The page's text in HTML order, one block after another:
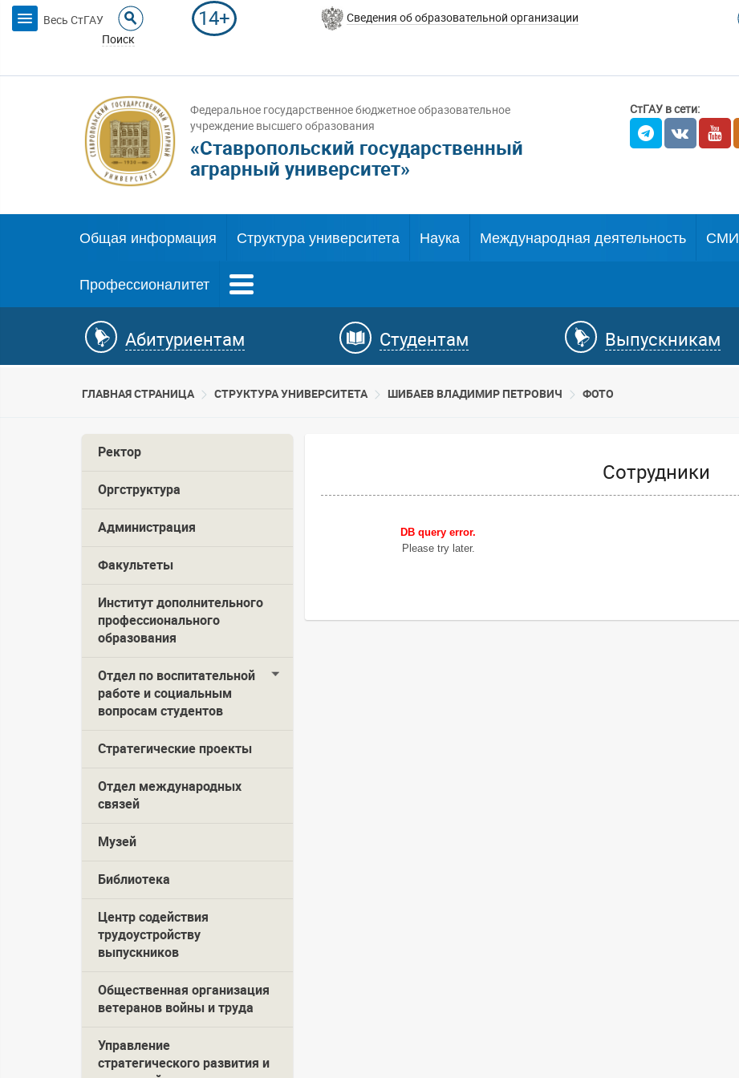
Весь СтГАУ
Поиск
14+ Сведения об образовательной организации
Федеральное государственное бюджетное образовательное
учреждение высшего образования
«Ставропольский государственный
аграрный университет»
СтГАУ в сети:
Общая информация Структура университета Наука Международная деятельность СМИ
Профессионалитет
Абитуриентам Студентам Выпускникам
ГЛАВНАЯ СТРАНИЦА CТРУКТУРА УНИВЕРСИТЕТА ШИБАЕВ ВЛАДИМИР ПЕТРОВИЧ ФОТО
Ректор
Оргструктура
Администрация
Факультеты
Институт дополнительного
профессионального
образования
Отдел по воспитательной
работе и социальным
вопросам студентов
Стратегические проекты
Отдел международных
связей
Музей
Библиотека
Центр содействия
трудоустройству
выпускников
Общественная организация
ветеранов войны и труда
Управление
стратегического развития и
Сотрудники
DB query error.
Please try later.